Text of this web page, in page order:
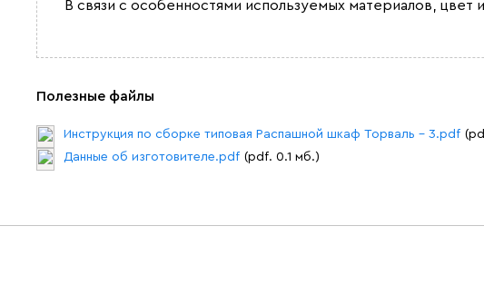
В связи с особенностями используемых материалов, цвет
Полезные файлы
Инструкция по сборке типовая Распашной шкаф Торваль - 3.pdf
Данные об изготовителе.pdf (pdf. 0.1 мб.)